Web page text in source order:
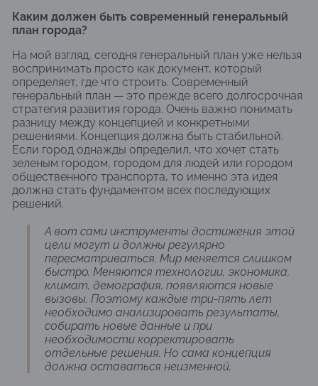
Каким должен быть современный генеральный
план города?
На мой взгляд, сегодня генеральный план уже нельзя
воспринимать просто как документ, который
определяет, где что строить. Современный
генеральный план — это прежде всего долгосрочная
стратегия развития города. Очень важно понимать
разницу между концепцией и конкретными
решениями. Концепция должна быть стабильной.
Если город однажды определил, что хочет стать
зеленым городом, городом для людей или городом
общественного транспорта, то именно эта идея
должна стать фундаментом всех последующих
решений.
А вот сами инструменты достижения этой
цели могут и должны регулярно
пересматриваться. Мир меняется слишком
быстро. Меняются технологии, экономика,
климат, демография, появляются новые
вызовы. Поэтому каждые три-пять лет
необходимо анализировать результаты,
собирать новые данные и при
необходимости корректировать
отдельные решения. Но сама концепция
должна оставаться неизменной.